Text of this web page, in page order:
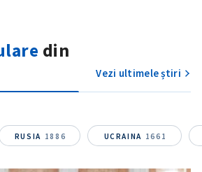
Despre ZdG
на русском
din
Vezi ultimele știri
RUSIA 1886 UCRAINA 1661